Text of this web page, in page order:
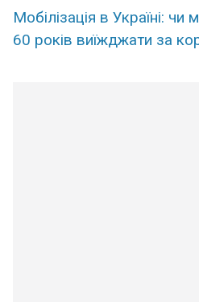
Мобілізація в Україні:
60 років виїжджати за